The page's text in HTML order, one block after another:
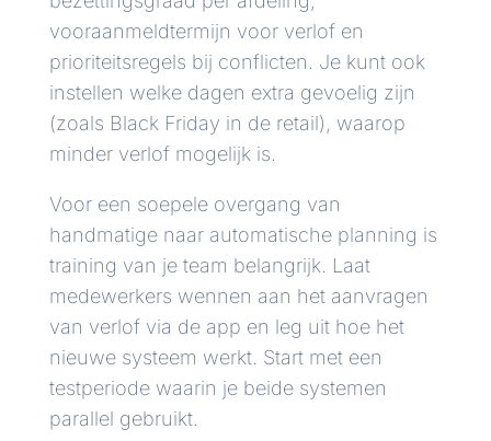
vooraanmeldtermijn voor verlof en
prioriteitsregels bij conflicten. Je kunt ook
instellen welke dagen extra gevoelig zijn
(zoals Black Friday in de retail), waarop
minder verlof mogelijk is.
Voor een soepele overgang van
handmatige naar automatische planning is
training van je team belangrijk. Laat
medewerkers wennen aan het aanvragen
van verlof via de app en leg uit hoe het
nieuwe systeem werkt. Start met een
testperiode waarin je beide systemen
parallel gebruikt.